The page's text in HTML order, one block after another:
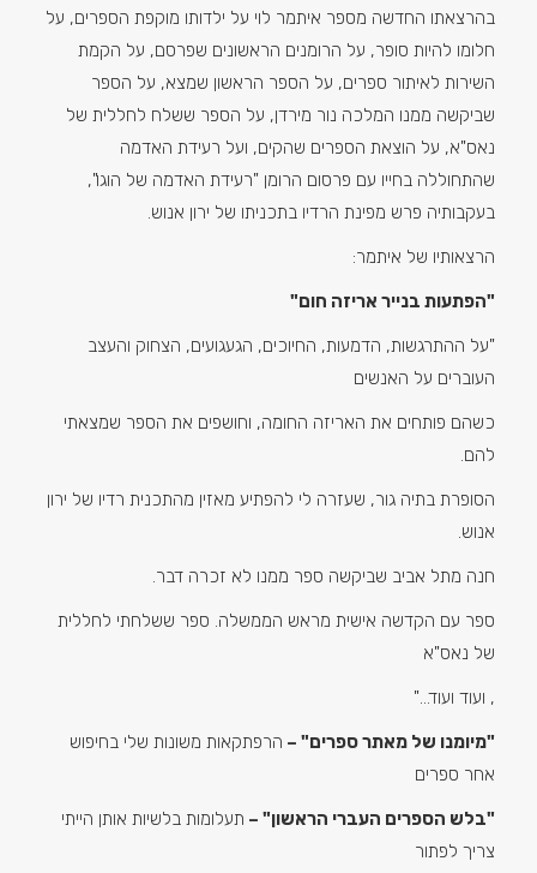
בהרצאתו החדשה מספר איתמר לוי על ילדותו מוקפת הספרים, על
חלומו להיות סופר, על הרומנים הראשונים שפרסם, על הקמת
השירות לאיתור ספרים, על הספר הראשון שמצא, על הספר
שביקשה ממנו המלכה נור מירדן, על הספר ששלח לחללית של
נאס"א, על הוצאת הספרים שהקים, ועל רעידת האדמה
שהתחוללה בחייו עם פרסום הרומן "רעידת האדמה של הוגו",
בעקבותיה פרש מפינת הרדיו בתכניתו של ירון אנוש.
הרצאותיו של איתמר:
"הפתעות בנייר אריזה חום"
"על ההתרגשות, הדמעות, החיוכים, הגעגועים, הצחוק והעצב
העוברים על האנשים
כשהם פותחים את האריזה החומה, וחושפים את הספר שמצאתי
להם.
הסופרת בתיה גור, שעזרה לי להפתיע מאזין מהתכנית רדיו של ירון
אנוש.
חנה מתל אביב שביקשה ספר ממנו לא זכרה דבר.
ספר עם הקדשה אישית מראש הממשלה. ספר ששלחתי לחללית
של נאס"א
, ועוד ועוד…"
"מיומנו של מאתר ספרים" – הרפתקאות משונות שלי בחיפוש
אחר ספרים
"בלש הספרים העברי הראשון" – תעלומות בלשיות אותן הייתי
צריך לפתור